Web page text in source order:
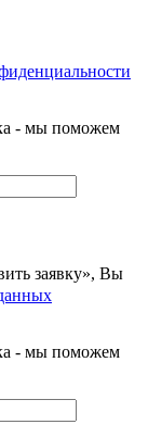
- мы поможем
заявку», Вы
- мы поможем